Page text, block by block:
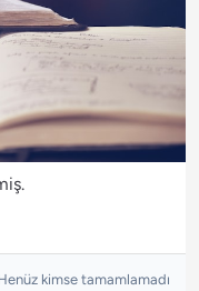
kimse tamamlamadı